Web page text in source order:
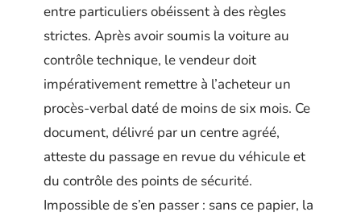
entre particuliers obéissent à des règles
strictes. Après avoir soumis la voiture au
contrôle technique, le vendeur doit
impérativement remettre à l’acheteur un
procès-verbal daté de moins de six mois. Ce
document, délivré par un centre agréé,
atteste du passage en revue du véhicule et
du contrôle des points de sécurité.
Impossible de s’en passer : sans ce papier, la